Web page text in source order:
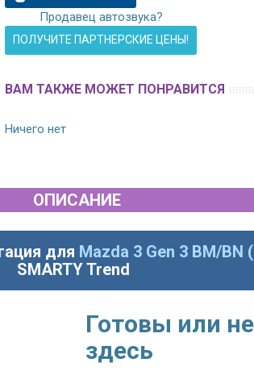
Продавец автозвука?
ПОЛУЧИТЕ ПАРТНЕРСКИЕ ЦЕНЫ!
ВАМ ТАКЖЕ МОЖЕТ ПОНРАВИТСЯ
Ничего нет
ОПИСАНИЕ
для Mazda 3 Gen 3 BM/BN
SMARTY Trend
Готовы или
здесь